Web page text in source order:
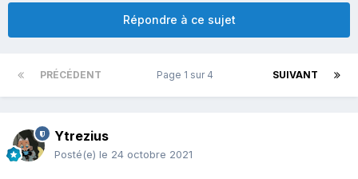
Répondre à ce sujet
PRÉCÉDENT SUIVANT
Page 1 sur 4
Ytrezius
Posté(e) le 24 octobre 2021